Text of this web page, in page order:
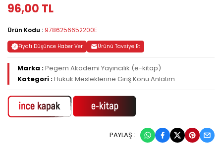
96,00 TL
Ürün Kodu : 9786256652200E
Fiyatı Düşünce Haber Ver Ürünü Tavsiye Et
Marka :Pegem Akademi Yayıncılık (e-kitap)
Kategori :Hukuk Mesleklerine Giriş Konu Anlatım
PAYLAŞ :